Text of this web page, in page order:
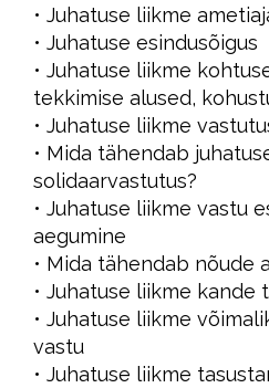
• Juhatuse liikme
• Juhatuse esindusõigus
• Juhatuse liikme
tekkimise alused,
• Juhatuse liikme
• Mida tähendab
solidaarvastutus?
• Juhatuse liikme vastu
aegumine
• Mida tähendab nõude
• Juhatuse liikme kande
• Juhatuse liikme
vastu
• Juhatuse liikme